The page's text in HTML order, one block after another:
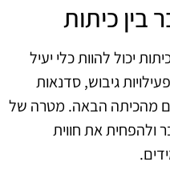
בין כיתות
יכול להוות כלי יעיל
גיבוש, סדנאות
מהכיתה הבאה. מטרה של
ולהפחית את חווית